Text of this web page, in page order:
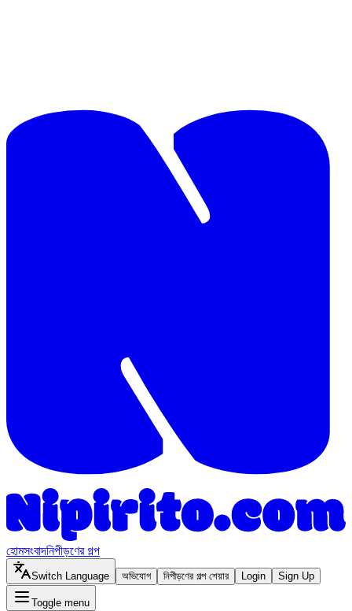
হোমসংবাদনিপীড়ণের গল্প
Switch Language অভিযোগ নিপীড়ণের গল্প শেয়ার Login Sign Up
Toggle menu